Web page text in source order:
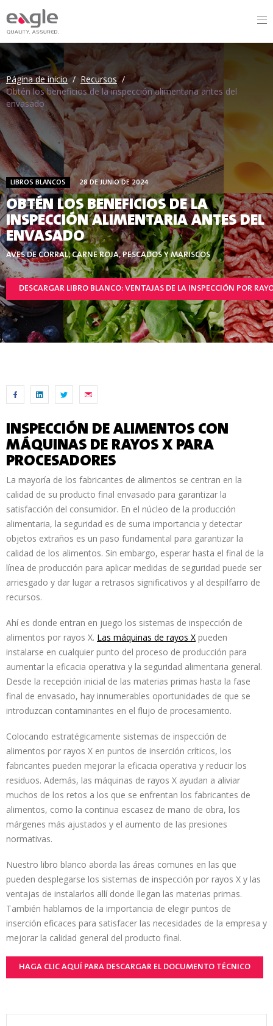
Página de inicio / Recursos /
Obtén los beneficios de la inspección alimentaria antes del
envasado
LIBROS BLANCOS 28 DE JUNIO DE 2024
OBTÉN LOS BENEFICIOS DE LA
INSPECCIÓN ALIMENTARIA ANTES DEL
ENVASADO
AVES DE CORRAL, CARNE ROJA, PESCADOS Y MARISCOS
DESCARGAR LIBRO BLANCO: VENTAJAS DE LA INSPECCIÓN POR
INSPECCIÓN DE ALIMENTOS CON
MÁQUINAS DE RAYOS X PARA
PROCESADORES
La mayoría de los fabricantes de alimentos se centran en la
calidad de su producto final envasado para garantizar la
satisfacción del consumidor. En el núcleo de la producción
alimentaria, la seguridad es de suma importancia y detectar
objetos extraños es un paso fundamental para garantizar la
calidad de los alimentos. Sin embargo, esperar hasta el final de la
línea de producción para aplicar medidas de seguridad puede ser
arriesgado y dar lugar a retrasos significativos y al despilfarro de
recursos.
Ahí es donde entran en juego los sistemas de inspección de
alimentos por rayos X. Las máquinas de rayos X pueden
instalarse en cualquier punto del proceso de producción para
aumentar la eficacia operativa y la seguridad alimentaria general.
Desde la recepción inicial de las materias primas hasta la fase
final de envasado, hay innumerables oportunidades de que se
introduzcan contaminantes en el flujo de procesamiento.
Colocando estratégicamente sistemas de inspección de
alimentos por rayos X en puntos de inserción críticos, los
fabricantes pueden mejorar la eficacia operativa y reducir los
residuos. Además, las máquinas de rayos X ayudan a aliviar
muchos de los retos a los que se enfrentan los fabricantes de
alimentos, como la continua escasez de mano de obra, los
márgenes más ajustados y el aumento de las presiones
normativas.
Nuestro libro blanco aborda las áreas comunes en las que
pueden desplegarse los sistemas de inspección por rayos X y las
ventajas de instalarlos allí donde llegan las materias primas.
También hablamos de la importancia de elegir puntos de
inserción eficaces para satisfacer las necesidades de la empresa y
mejorar la calidad general del producto final.
HAGA CLIC AQUÍ PARA DESCARGAR EL DOCUMENTO TÉCNICO